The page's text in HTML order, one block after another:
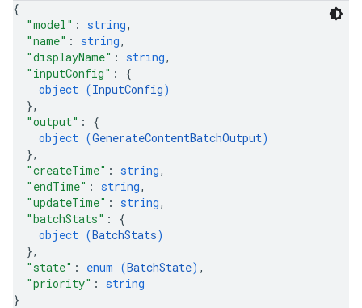
{
"model" : string,
"name" : string,
"displayName" : string,
"inputConfig" : {
object (InputConfig)
},
"output" : {
object (GenerateContentBatchOutput)
},
"createTime" : string,
"endTime" : string,
"updateTime" : string,
"batchStats" : {
object (BatchStats)
},
"state" : enum (BatchState) ,
"priority" : string
}